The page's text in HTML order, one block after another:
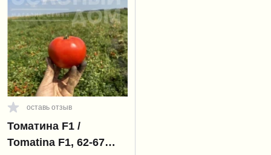
оставь отзыв
Томатина F1 /
Tomatina F1, 62-67